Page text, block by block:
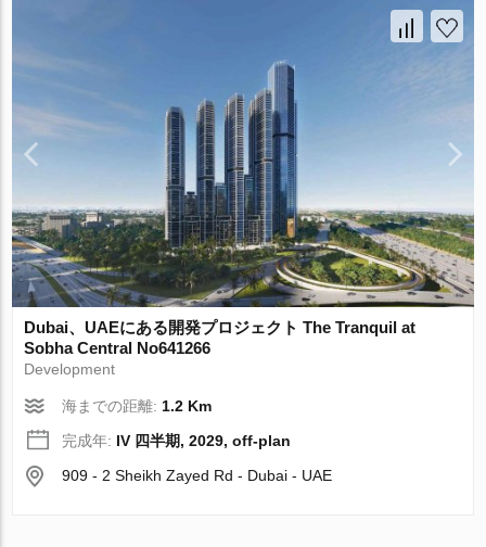
Dubai、UAEにある開発プロジェクト The Tranquil at
Sobha Central No641266
Development
海までの距離: 1.2 Km
完成年: IV 四半期, 2029, off-plan
909 - 2 Sheikh Zayed Rd - Dubai - UAE